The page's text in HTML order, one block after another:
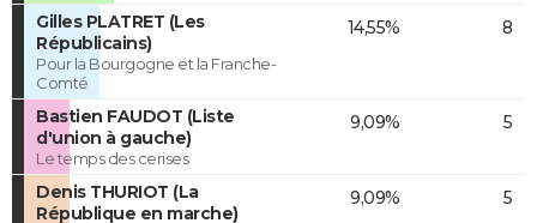
Gilles PLATRET (Les
Républicains)
Pour la Bourgogne et la Franche-
Comté
14,55% 8
Bastien FAUDOT (Liste
d'union à gauche)
Le temps des cerises
9,09% 5
Denis THURIOT (La
République en marche)
9,09% 5